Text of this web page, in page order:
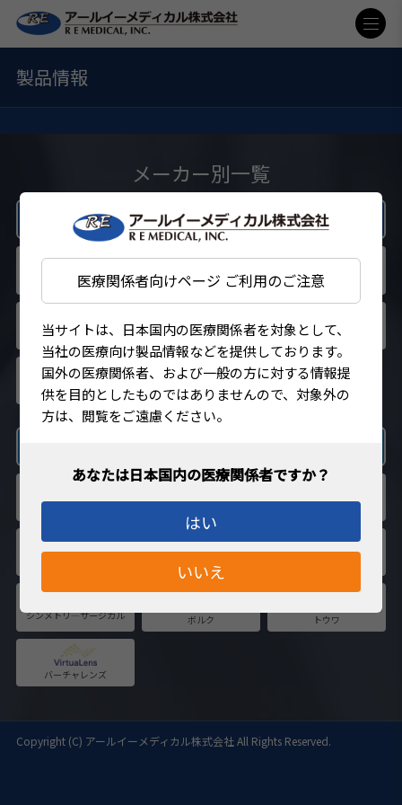
医療関係者向けページ ご利用のご注意
当サイトは、日本国内の医療関係者を対象として、
当社の医療向け製品情報などを提供しております。
国外の医療関係者、および一般の方に対する情報提
供を目的としたものではありませんので、対象外の
方は、閲覧をご遠慮ください。
はい
いいえ
製品情報
メーカー別一覧
Surgical
Copyright (C) アールイーメディカル株式会社All Rights Reserved.